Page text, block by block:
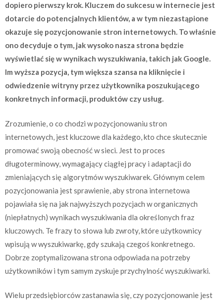
dopiero pierwszy krok. Kluczem do sukcesu w internecie jest
dotarcie do potencjalnych klientów, a w tym niezastąpione
okazuje się pozycjonowanie stron internetowych. To właśnie
ono decyduje o tym, jak wysoko nasza strona będzie
wyświetlać się w wynikach wyszukiwania, takich jak Google.
Im wyższa pozycja, tym większa szansa na kliknięcie i
odwiedzenie witryny przez użytkownika poszukującego
konkretnych informacji, produktów czy usług.
Zrozumienie, o co chodzi w pozycjonowaniu stron
internetowych, jest kluczowe dla każdego, kto chce skutecznie
promować swoją obecność w sieci. Jest to proces
długoterminowy, wymagający ciągłej pracy i adaptacji do
zmieniających się algorytmów wyszukiwarek. Głównym celem
pozycjonowania jest sprawienie, aby strona internetowa
pojawiała się na jak najwyższych pozycjach w organicznych
(niepłatnych) wynikach wyszukiwania dla określonych fraz
kluczowych. Te frazy to słowa lub zwroty, które użytkownicy
wpisują w wyszukiwarkę, gdy szukają czegoś konkretnego.
Dobrze zoptymalizowana strona odpowiada na potrzeby
użytkowników i tym samym zyskuje przychylność wyszukiwarki.
Wielu przedsiębiorców zastanawia się, czy pozycjonowanie jest